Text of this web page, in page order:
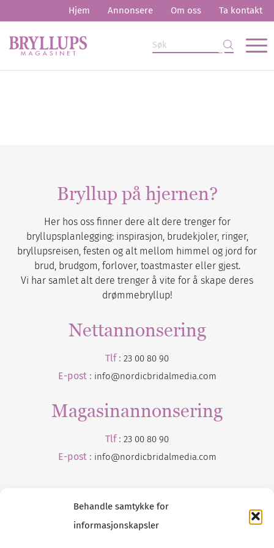
Behandle samtykke for
informasjonskapsler
Hjem Annonsere Om oss Ta kontakt
Bryllup på hjernen?
Her hos oss finner dere alt dere trenger for
bryllupsplanlegging: inspirasjon, brudekjoler, ringer,
bryllupsreisen, festen og alt mellom himmel og jord for
brud, brudgom, forlover, toastmaster eller gjest.
Vi har samlet alt dere trenger å vite for å skape deres
drømmebryllup!
Nettannonsering
Tlf : 23 00 80 90
E-post : info@nordicbridalmedia.com
Magasinannonsering
Tlf : 23 00 80 90
E-post : info@nordicbridalmedia.com